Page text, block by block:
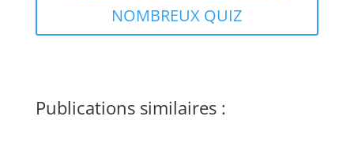
NOMBREUX QUIZ
Publications similaires :